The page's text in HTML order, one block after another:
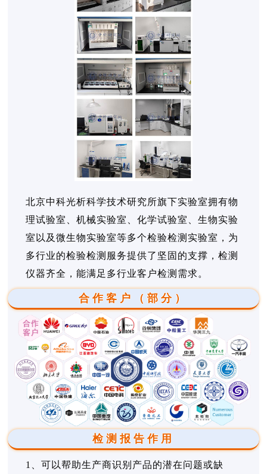
北京中科光析科学技术研究所旗下实验室拥有物
理试验室、机械实验室、化学试验室、生物实验
室以及微生物实验室等多个检验检测实验室，为
多行业的检验检测服务提供了坚固的支撑，检测
仪器齐全，能满足多行业客户检测需求。
合作客户（部分）
检测报告作用
1、可以帮助生产商识别产品的潜在问题或缺